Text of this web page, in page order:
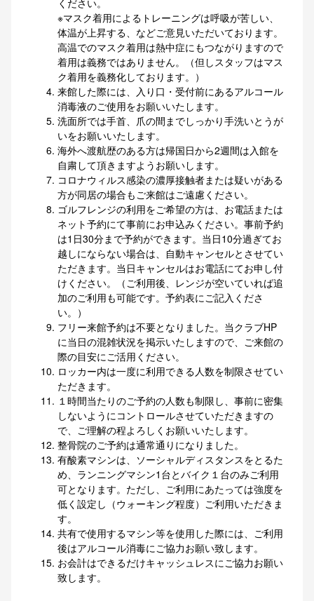
ください。
※マスク着用によるトレーニングは呼吸が苦しい、
体温が上昇する、などご意見いただいております。
高温でのマスク着用は熱中症にもつながりますので
着用は義務ではありません。（但しスタッフはマス
ク着用を義務化しております。）
来館した際には、入り口・受付前にあるアルコール
消毒液のご使用をお願いいたします。
洗面所では手首、爪の間までしっかり手洗いとうが
いをお願いいたします。
海外へ渡航歴のある方は帰国日から2週間は入館を
自粛して頂きますようお願いします。
コロナウィルス感染の濃厚接触者または疑いがある
方が同居の場合もご来館はご遠慮ください。
ゴルフレンジの利用をご希望の方は、お電話または
ネット予約にて事前にお申込みください。事前予約
は1日30分まで予約ができます。当日10分過ぎてお
越しにならない場合は、自動キャンセルとさせてい
ただきます。当日キャンセルはお電話にてお申し付
けください。（ご利用後、レンジが空いていれば追
加のご利用も可能です。予約表にご記入くださ
い。）
フリー来館予約は不要となりました。当クラブHP
に当日の混雑状況を掲示いたしますので、ご来館の
際の目安にご活用ください。
ロッカー内は一度に利用できる人数を制限させてい
ただきます。
１時間当たりのご予約の人数も制限し、事前に密集
しないようにコントロールさせていただきますの
で、ご理解の程よろしくお願いいたします。
整骨院のご予約は通常通りになりました。
有酸素マシンは、ソーシャルディスタンスをとるた
め、ランニングマシン1台とバイク１台のみご利用
可となります。ただし、ご利用にあたっては強度を
低く設定し（ウォーキング程度）ご利用いただきま
す。
共有で使用するマシン等を使用した際には、ご利用
後はアルコール消毒にご協力お願い致します。
お会計はできるだけキャッシュレスにご協力お願い
致します。